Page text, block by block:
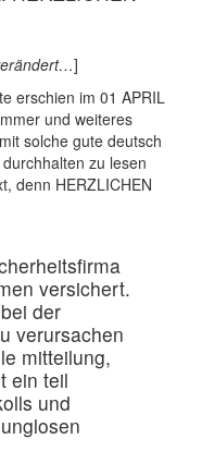
]
erschien im 01 APRIL
und weiteres
solche gute deutsch
zu lesen
denn HERZLICHEN
versichert.
der
verursachen
mitteilung,
ein teil
und